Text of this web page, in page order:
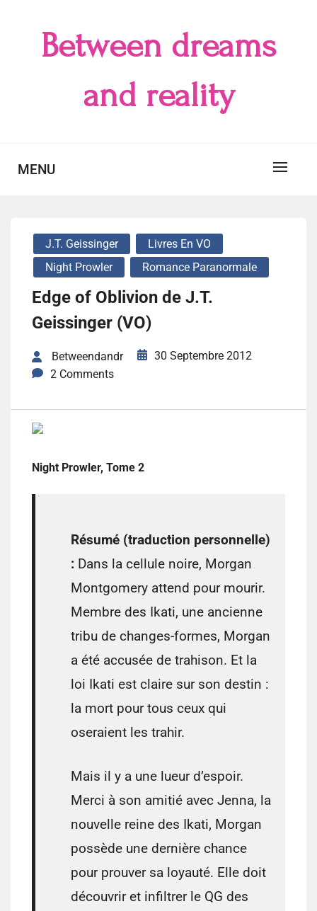
Between dreams
and reality
MENU
J.T. Geissinger
Livres En VO
Night Prowler
Romance Paranormale
Edge of Oblivion de J.T.
Geissinger (VO)
Betweendandr
30 Septembre 2012
2 Comments
Night Prowler, Tome 2
Résumé (traduction personnelle)
: Dans la cellule noire, Morgan
Montgomery attend pour mourir.
Membre des Ikati, une ancienne
tribu de changes-formes, Morgan
a été accusée de trahison. Et la
loi Ikati est claire sur son destin :
la mort pour tous ceux qui
oseraient les trahir.
Mais il y a une lueur d’espoir.
Merci à son amitié avec Jenna, la
nouvelle reine des Ikati, Morgan
possède une dernière chance
pour prouver sa loyauté. Elle doit
découvrir et infiltrer le QG des